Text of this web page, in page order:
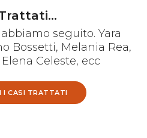
seguito. Yara
Bossetti, Melania Rea,
Celeste, ecc
I CASI TRATTATI